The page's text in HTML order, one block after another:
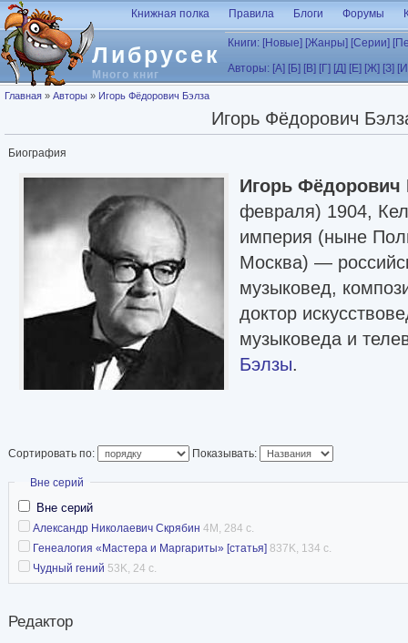
Перейти к основному содержанию
Либрусек
Много книг
Книжная полка Правила Блоги Форумы
Книги: [Новые] [Жанры] [Серии]
Авторы: [А] [Б] [В] [Г] [Д] [Е] [Ж] [З]
Вы здесь
Главная » Авторы » Игорь Фёдорович Бэлза
Игорь Фёдорович
Биография
Игорь Фёдорович
февраля) 1904,
империя (ныне
Москва) —
музыковед,
доктор
музыковеда и
Бэлзы.
Сортировать по: Показывать:
Скрыть
Вне серий
Вне серий
Александр Николаевич Скрябин 4M, 284 с.
Генеалогия «Мастера и Маргариты» [статья] 837K, 134 с.
Чудный гений 53K, 24 с.
Редактор